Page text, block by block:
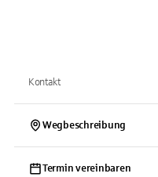
Kontakt
Wegbeschreibung
Termin vereinbaren